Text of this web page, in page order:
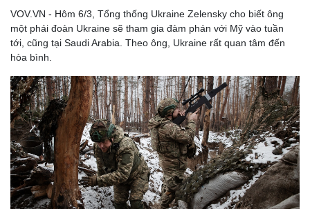
VOV.VN - Hôm 6/3, Tổng thống Ukraine Zelensky cho biết ông
một phái đoàn Ukraine sẽ tham gia đàm phán với Mỹ vào tuần
tới, cũng tại Saudi Arabia. Theo ông, Ukraine rất quan tâm đến
hòa bình.